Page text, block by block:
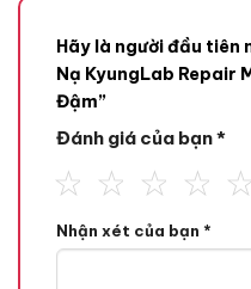
Hãy là người đầu tiên
Nạ KyungLab Repair
Đậm”
Đánh giá của bạn*
Nhận xét của bạn *